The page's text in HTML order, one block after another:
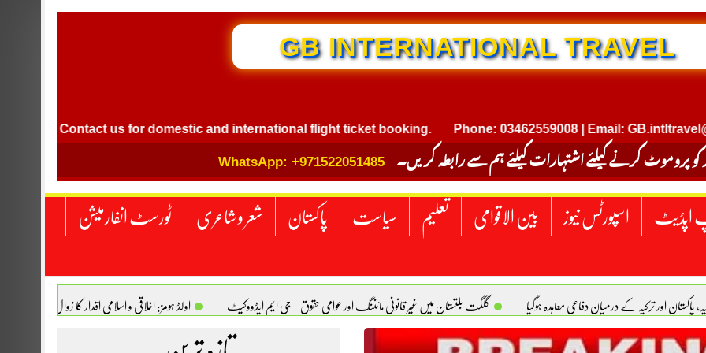
GB INTERNATIONAL TRAVEL
Contact us for domestic and international flight ticket booking. Phone: 03462559008 | Email:
کو پروموٹ کرنے کیلئے اشتہارات کیلئے ہم سے رابطہ کریں۔ WhatsApp: +971522051485
اپڈیٹ اسپورٹس نیوز بین الاقوامی تعلیم سیاست پاکستان شعر و شاعری ٹورسٹ انفارمیشن
پاکستان اور ترکیہ کے درمیان دفاعی معاہدہ ہوگیا گلگت بلتستان میں غیر قانونی مائننگ اور عوامی حقوق . جی ایم ایڈووکیٹ اولڈ ہومز: اخلاقی و اسلامی اقدار کا زوال. سیدہ
سبز پاکستان، خوشحال پاکستان . سلیم خان ہیوسٹن (ٹیکساس) امریکا یومِ استحصالِ کشمیر انجینیئر علی رضوان چوہدری